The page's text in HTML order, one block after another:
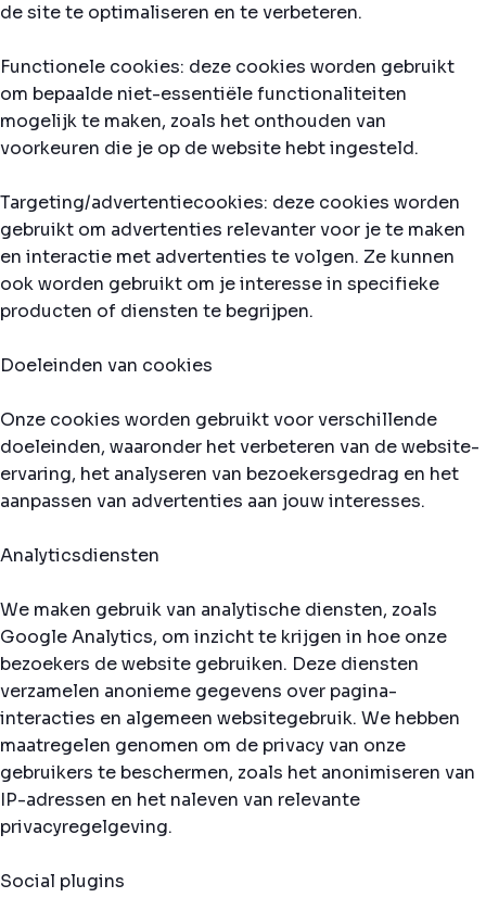
de site te optimaliseren en te verbeteren.
Functionele cookies: deze cookies worden gebruikt
om bepaalde niet-essentiële functionaliteiten
mogelijk te maken, zoals het onthouden van
voorkeuren die je op de website hebt ingesteld.
Targeting/advertentiecookies: deze cookies worden
gebruikt om advertenties relevanter voor je te maken
en interactie met advertenties te volgen. Ze kunnen
ook worden gebruikt om je interesse in specifieke
producten of diensten te begrijpen.
Doeleinden van cookies
Onze cookies worden gebruikt voor verschillende
doeleinden, waaronder het verbeteren van de website-
ervaring, het analyseren van bezoekersgedrag en het
aanpassen van advertenties aan jouw interesses.
Analyticsdiensten
We maken gebruik van analytische diensten, zoals
Google Analytics, om inzicht te krijgen in hoe onze
bezoekers de website gebruiken. Deze diensten
verzamelen anonieme gegevens over pagina-
interacties en algemeen websitegebruik. We hebben
maatregelen genomen om de privacy van onze
gebruikers te beschermen, zoals het anonimiseren van
IP-adressen en het naleven van relevante
privacyregelgeving.
Social plugins